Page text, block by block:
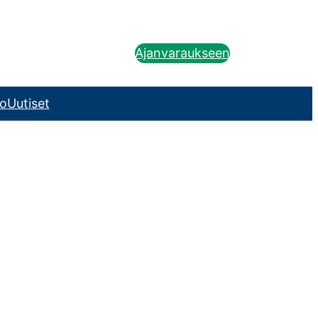
Ajanvaraukseen
Uutiset